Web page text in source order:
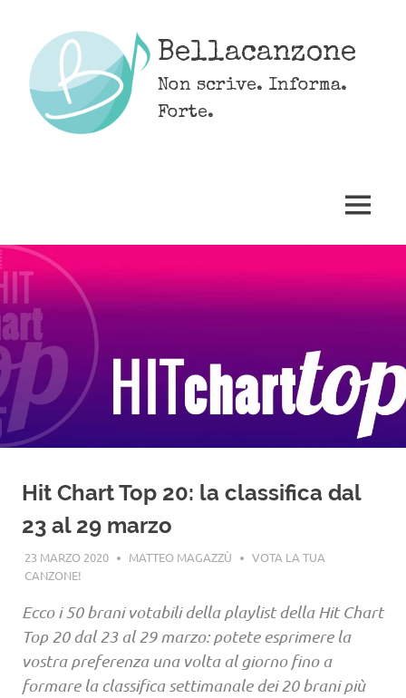
content
Bellacanzone
Non scrive. Informa.
Forte.
MENU
Hit Chart Top 20: la classifica dal
23 al 29 marzo
23 MARZO 2020 MATTEO MAGAZZÙ
VOTA LA TUA
CANZONE!
Ecco i 50 brani votabili della playlist della Hit Chart
Top 20 dal 23 al 29 marzo: potete esprimere la
vostra preferenza una volta al giorno fino a
formare la classifica settimanale dei 20 brani più